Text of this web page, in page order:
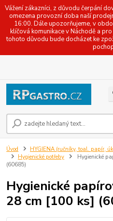
Vážení zákazníci, z důvodu čerpání
omezena provozní doba naší
16:00. Dále upozorňujeme, v
klíčová komunikace v Náchodě a
tohoto důvodu bude docházet ke
Úvod
HYGIENA (ručníky, toal. papír,
Hygienické potřeby
Hygienické
(60685)
Hygienické
28 cm [100 ks]